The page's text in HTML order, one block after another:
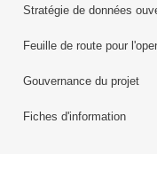
Stratégie de données
Feuille de route pour
Gouvernance du projet
Fiches d'information